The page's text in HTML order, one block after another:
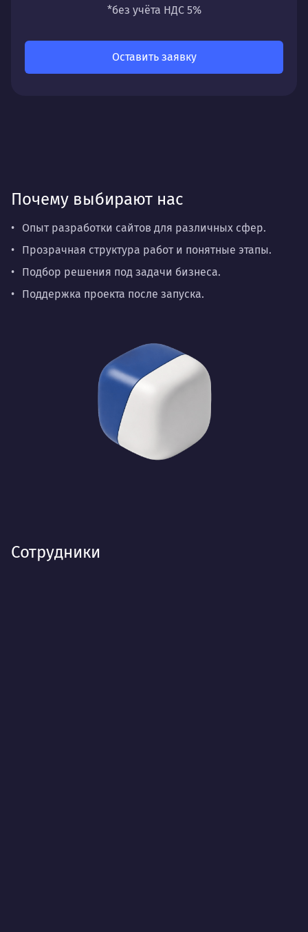
направлений: стратегии, настройки,
*без учёта НДС 5%
Оставить заявку
Почему выбирают нас
Опыт разработки сайтов для различных сфер.
Прозрачная структура работ и понятные этапы.
Подбор решения под задачи бизнеса.
Поддержка проекта после запуска.
Сотрудники